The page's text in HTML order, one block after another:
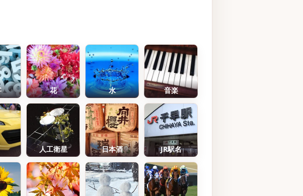
花 水 音楽
人工衛星 日本酒 JR駅名